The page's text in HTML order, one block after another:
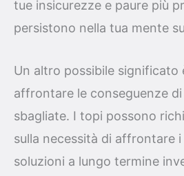
tue insicurezze e paure più
persistono nella tua mente
Un altro possibile significato
affrontare le conseguenze
sbagliate. I topi possono
sulla necessità di affrontare
soluzioni a lungo termine